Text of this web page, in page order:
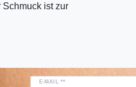
ist zur
E-MAIL **